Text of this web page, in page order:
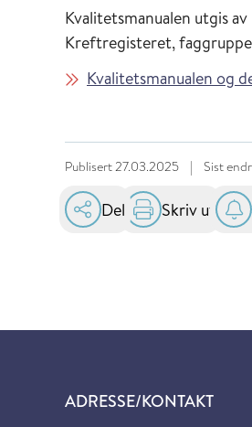
Kvalitetsmanualen utgis
Kreftregisteret,
Kvalitetsmanualen og
Publisert27.03.2025 | Sist
Del Skriv ut
ADRESSE/KONTAKT